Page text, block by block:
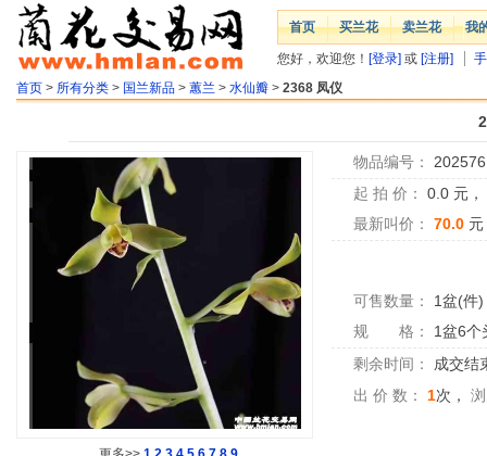
首页 买兰花 卖兰花 我
您好，欢迎您！ [登录] 或 [注册]
首页 > 所有分类 > 国兰新品 > 蕙兰 > 水仙瓣 > 2368 凤仪
物品编号：
起 拍 价：
0.0 元，
最新叫价：
70.0 元
可售数量： 1盆(件)
规 格：
1盆6个
剩余时间：
成交结
出 价 数：
1次，